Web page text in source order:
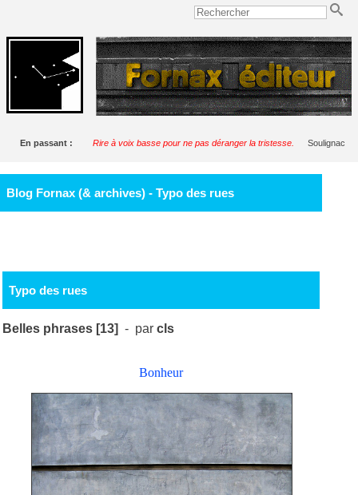
En passant : Rire à voix basse pour ne pas déranger la tristesse. Soulignac
Blog Fornax (& archives) - Typo des rues
Typo des rues
Belles phrases [13] - parcls
Bonheur